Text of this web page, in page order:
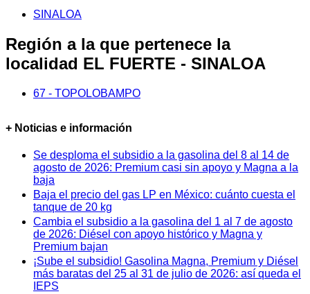
SINALOA
Región a la que pertenece la
localidad EL FUERTE - SINALOA
67 - TOPOLOBAMPO
+ Noticias e información
Se desploma el subsidio a la gasolina del 8 al 14 de
agosto de 2026: Premium casi sin apoyo y Magna a la
baja
Baja el precio del gas LP en México: cuánto cuesta el
tanque de 20 kg
Cambia el subsidio a la gasolina del 1 al 7 de agosto
de 2026: Diésel con apoyo histórico y Magna y
Premium bajan
¡Sube el subsidio! Gasolina Magna, Premium y Diésel
más baratas del 25 al 31 de julio de 2026: así queda el
IEPS